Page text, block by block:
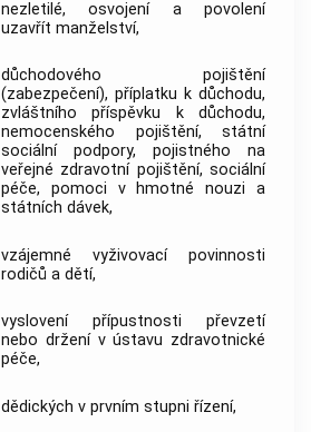
nezletilé, osvojení a povolení
uzavřít manželství,
důchodového pojištění
(zabezpečení), příplatku k důchodu,
zvláštního příspěvku k důchodu,
nemocenského pojištění, státní
sociální podpory, pojistného na
veřejné zdravotní pojištění, sociální
péče, pomoci v hmotné nouzi a
státních dávek,
vzájemné vyživovací povinnosti
rodičů a dětí,
vyslovení přípustnosti převzetí
nebo držení v ústavu zdravotnické
péče,
dědických v prvním stupni řízení,